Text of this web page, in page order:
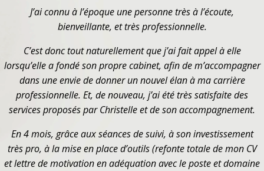
J’ai connu à l’époque une personne très à l’écoute,
bienveillante, et très professionnelle.
C’est donc tout naturellement que j’ai fait appel à elle
lorsqu’elle a fondé son propre cabinet, afin de m’accompagner
dans une envie de donner un nouvel élan à ma carrière
professionnelle. Et, de nouveau, j’ai été très satisfaite des
services proposés par Christelle et de son accompagnement.
En 4 mois, grâce aux séances de suivi, à son investissement
très pro, à la mise en place d’outils (refonte totale de mon CV
et lettre de motivation en adéquation avec le poste et domaine